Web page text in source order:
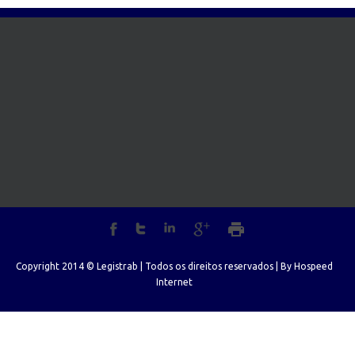
Copyright 2014 © Legistrab | Todos os direitos reservados | By Hospeed
Internet